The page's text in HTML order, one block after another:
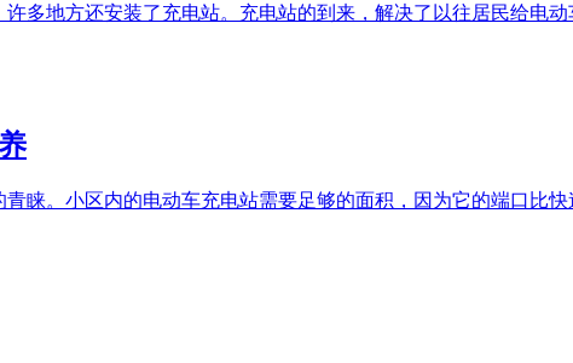
多地方还安装了充电站。充电站的到来，解决了以往居民给电
睐。小区内的电动车充电站需要足够的面积，因为它的端口比